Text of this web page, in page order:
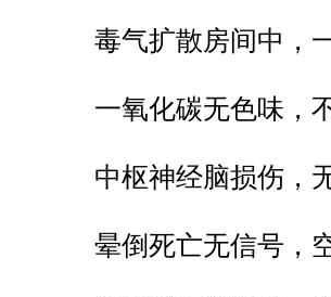
毒气扩散房间中，
一氧化碳无色味，
中枢神经脑损伤，
晕倒死亡无信号，